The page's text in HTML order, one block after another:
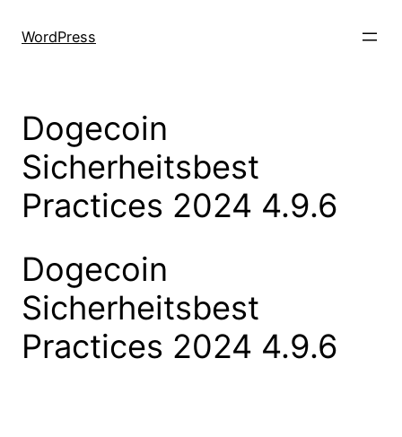
WordPress
Dogecoin
Sicherheitsbest
Practices 2024 4.9.6
Dogecoin
Sicherheitsbest
Practices 2024 4.9.6